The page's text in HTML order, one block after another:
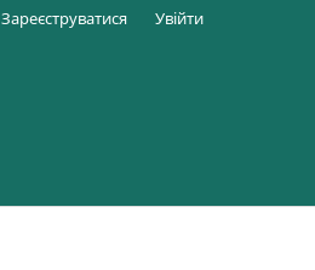
Зареєструватися Увійти